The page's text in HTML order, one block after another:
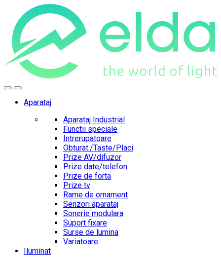
navigation
content
Aparataj
Aparataj Industrial
Functii speciale
Intrerupatoare
Obturat./Taste/Placi
Prize AV/difuzor
Prize date/telefon
Prize de forta
Prize tv
Rame de ornament
Senzori aparataj
Sonerie modulara
Suport fixare
Surse de lumina
Variatoare
Iluminat